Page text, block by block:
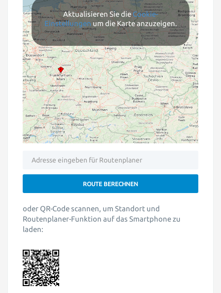
Aktualisieren Sie dieCookie-
Einstellungen um die Karte anzuzeigen.
oder QR-Code scannen, um Standort und
Routenplaner-Funktion auf das Smartphone zu
laden: